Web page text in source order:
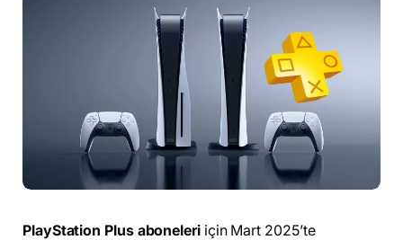
PlayStation Plus aboneleriiçin Mart 2025’te